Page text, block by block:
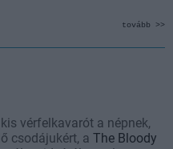
tovább >>
vérfelkavarót a népnek,
csodájukért, a The Bloody